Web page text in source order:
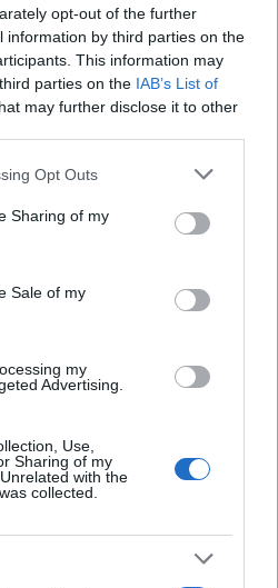
opt-out of the further
information by third parties on the
This information may
parties on the IAB’s List of
may further disclose it to other
app uses one or more Google
behaviour. You may click to
and its third-party tags to
purposes in below Google
Opt Outs
Sharing of my
Sale of my
my
Advertising.
Use,
Sharing of my
with the
collected.